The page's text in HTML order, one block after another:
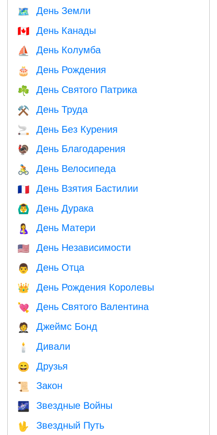
🗺️ День Земли
🇨🇦 День Канады
⛵️ День Колумба
🎂 День Рождения
☘️ День Святого Патрика
⚒️ День Труда
🚬 День Без Курения
🦃 День Благодарения
🚴 День Велосипеда
🇫🇷 День Взятия Бастилии
🙆‍♂️ День Дурака
🤱 День Матери
🇺🇸 День Независимости
👨 День Отца
👑 День Рождения Королевы
💘 День Святого Валентина
🤵 Джеймс Бонд
🕯 Дивали
😄 Друзья
📜 Закон
🌌 Звездные Войны
🖖 Звездный Путь